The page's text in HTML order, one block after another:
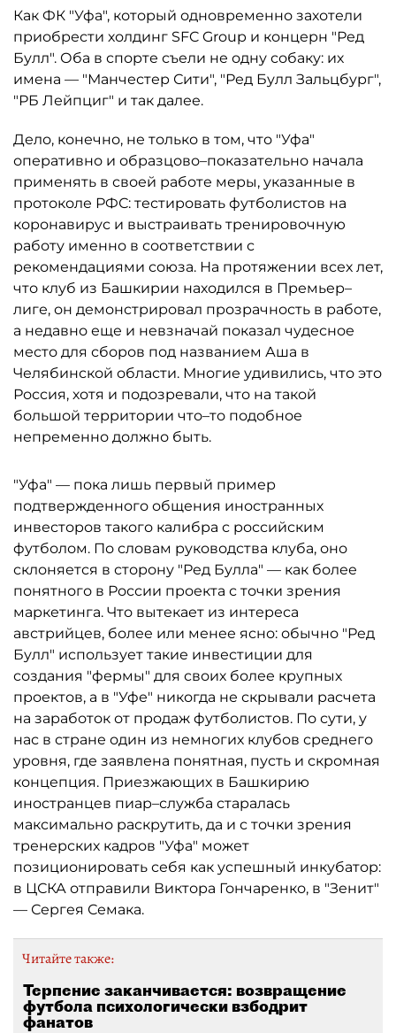
Как ФК "Уфа", который одновременно захотели
приобрести холдинг SFC Group и концерн "Ред
Булл". Оба в спорте съели не одну собаку: их
имена — "Манчестер Сити", "Ред Булл Зальцбург",
"РБ Лейпциг" и так далее.
Дело, конечно, не только в том, что "Уфа"
оперативно и образцово–показательно начала
применять в своей работе меры, указанные в
протоколе РФС: тестировать футболистов на
коронавирус и выстраивать тренировочную
работу именно в соответствии с
рекомендациями союза. На протяжении всех лет,
что клуб из Башкирии находился в Премьер–
лиге, он демонстрировал прозрачность в работе,
а недавно еще и невзначай показал чудесное
место для сборов под названием Аша в
Челябинской области. Многие удивились, что это
Россия, хотя и подозревали, что на такой
большой территории что–то подобное
непременно должно быть.
"Уфа" — пока лишь первый пример
подтвержденного общения иностранных
инвесторов такого калибра с российским
футболом. По словам руководства клуба, оно
склоняется в сторону "Ред Булла" — как более
понятного в России проекта с точки зрения
маркетинга. Что вытекает из интереса
австрийцев, более или менее ясно: обычно "Ред
Булл" использует такие инвестиции для
создания "фермы" для своих более крупных
проектов, а в "Уфе" никогда не скрывали расчета
на заработок от продаж футболистов. По сути, у
нас в стране один из немногих клубов среднего
уровня, где заявлена понятная, пусть и скромная
концепция. Приезжающих в Башкирию
иностранцев пиар–служба старалась
максимально раскрутить, да и с точки зрения
тренерских кадров "Уфа" может
позиционировать себя как успешный инкубатор:
в ЦСКА отправили Виктора Гончаренко, в "Зенит"
— Сергея Семака.
Читайте также:
Терпение заканчивается: возвращение
футбола психологически взбодрит
фанатов